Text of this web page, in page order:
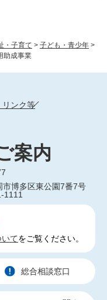
・子育て > 子ども・青少年 >
助成事業
リンク等
案内
市博多区東公園7番7号
1111
てをご覧ください。
総合相談窓口